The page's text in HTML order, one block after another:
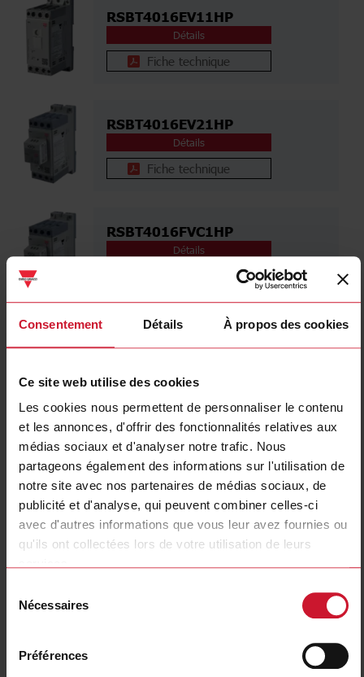
Consentement Détails À propos des cookies
Ce site web utilise des cookies
Les cookies nous permettent de personnaliser le contenu
et les annonces, d'offrir des fonctionnalités relatives aux
médias sociaux et d'analyser notre trafic. Nous
partageons également des informations sur l'utilisation de
notre site avec nos partenaires de médias sociaux, de
publicité et d'analyse, qui peuvent combiner celles-ci
avec d'autres informations que vous leur avez fournies ou
qu'ils ont collectées lors de votre utilisation de leurs
Nécessaires
Préférences
RSBT4016EV11HP
Détails
Fiche technique
RSBT4016EV21HP
Détails
Fiche technique
RSBT4016FVC1HP
Détails
Fiche technique
RSBT4016FV21HP
Détails
Fiche technique
RSBT4025EVC1HP
Détails